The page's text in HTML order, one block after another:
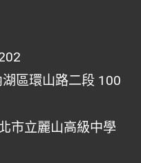
區環山路二段 100
市立麗山高級中學